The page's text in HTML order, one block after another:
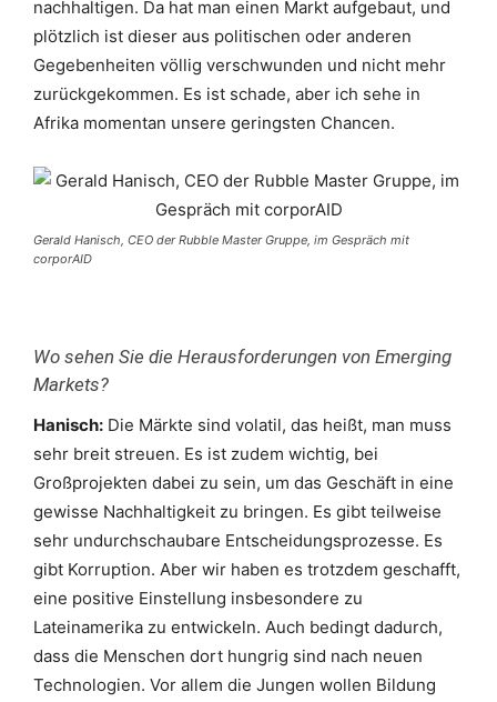
nachhaltigen. Da hat man einen Markt aufgebaut, und
plötzlich ist dieser aus politischen oder anderen
Gegebenheiten völlig verschwunden und nicht mehr
zurückgekommen. Es ist schade, aber ich sehe in
Afrika momentan unsere geringsten Chancen.
Gerald Hanisch, CEO der Rubble Master Gruppe, im Gespräch mit
corporAID
Wo sehen Sie die Herausforderungen von Emerging
Markets?
Hanisch: Die Märkte sind volatil, das heißt, man muss
sehr breit streuen. Es ist zudem wichtig, bei
Großprojekten dabei zu sein, um das Geschäft in eine
gewisse Nachhaltigkeit zu bringen. Es gibt teilweise
sehr undurchschaubare Entscheidungsprozesse. Es
gibt Korruption. Aber wir haben es trotzdem geschafft,
eine positive Einstellung insbesondere zu
Lateinamerika zu entwickeln. Auch bedingt dadurch,
dass die Menschen dort hungrig sind nach neuen
Technologien. Vor allem die Jungen wollen Bildung